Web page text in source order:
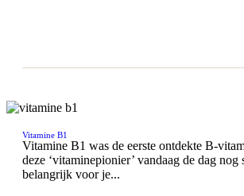
Vitamine B1
Vitamine B1 was de eerste ontdekte B-
deze ‘vitaminepionier’ vandaag de dag nog
belangrijk voor je...